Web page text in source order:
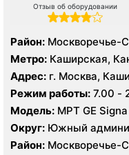
Отзыв об оборудовании
Район: Москворечье-
Метро: Каширская,
Адрес: г. Москва,
Режим работы: 7.00 -
Модель: МРТ GE
Electric Optima 16
Округ: Южный
Район: Москворечье-